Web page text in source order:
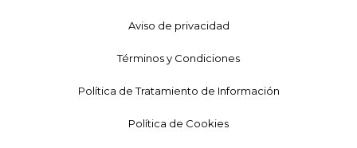
Aviso de privacidad
Términos y Condiciones
Política de Tratamiento de Información
Política de Cookies